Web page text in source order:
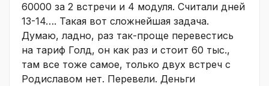
60000 за 2 встречи и 4 модуля. Считали дней
13-14…. Такая вот сложнейшая задача.
Думаю, ладно, раз так-проще перевестись
на тариф Голд, он как раз и стоит 60 тыс.,
там все тоже самое, только двух встреч с
Родиславом нет. Перевели. Деньги